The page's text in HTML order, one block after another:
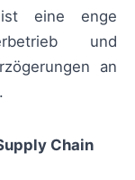
ist eine enge
und
an
Chain